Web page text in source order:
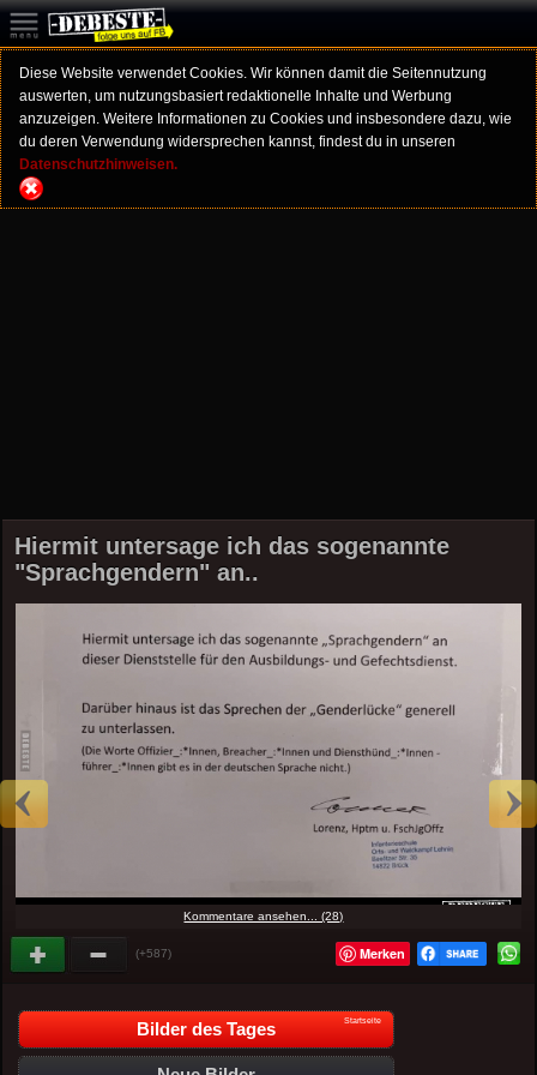
Diese Website verwendet Cookies. Wir können damit die Seitennutzung
auswerten, um nutzungsbasiert redaktionelle Inhalte und Werbung
anzuzeigen. Weitere Informationen zu Cookies und insbesondere dazu, wie
du deren Verwendung widersprechen kannst, findest du in unseren
Datenschutzhinweisen.
Hiermit untersage ich das sogenannte
"Sprachgendern" an..
Kommentare ansehen... (28)
(+587) Merken
Bilder des Tages Startseite